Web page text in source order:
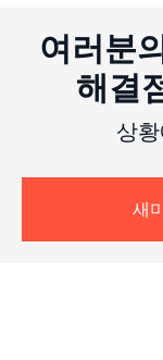
여러분
해결
상
새